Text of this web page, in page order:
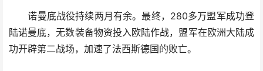
诺曼底战役持续两月有余。最终，280多万盟军成功登
陆诺曼底，无数装备物资投入欧陆作战，盟军在欧洲大陆成
功开辟第二战场，加速了法西斯德国的败亡。